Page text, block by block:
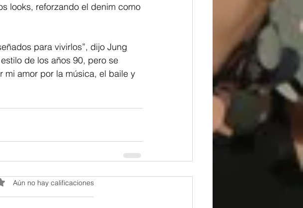
looks, reforzando el denim como
para vivirlos”, dijo Jung
de los años 90, pero se
mi amor por la música, el baile y
5 estrellas.
Aún no hay calificaciones